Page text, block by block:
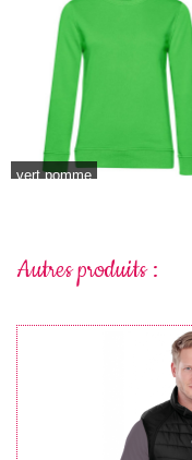
vert pomme
Autres produits :